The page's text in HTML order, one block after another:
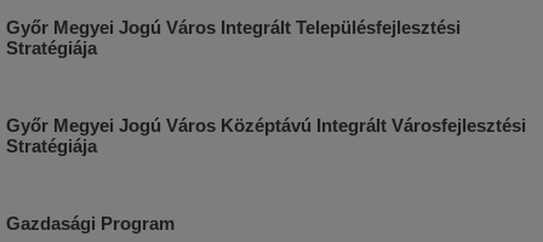
Győr Megyei Jogú Város Integrált Településfejlesztési
Stratégiája
Győr Megyei Jogú Város Középtávú Integrált Városfejlesztési
Stratégiája
Gazdasági Program